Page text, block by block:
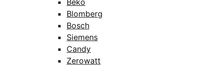
Beko
Blomberg
Bosch
Siemens
Candy
Zerowatt